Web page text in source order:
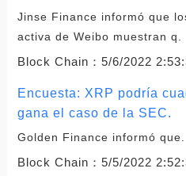
Jinse Finance informó que
activa de Weibo muestran q.
Block Chain： 5/6/2022
Encuesta: XRP podría
gana el caso de la SEC.
Golden Finance informó que.
Block Chain： 5/5/2022